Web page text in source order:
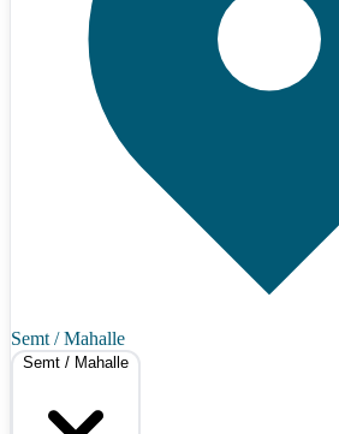
Semt / Mahalle
Semt / Mahalle